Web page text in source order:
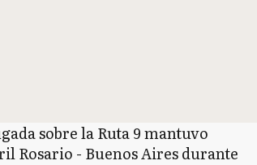
sobre la Ruta 9 mantuvo
Rosario - Buenos Aires durante